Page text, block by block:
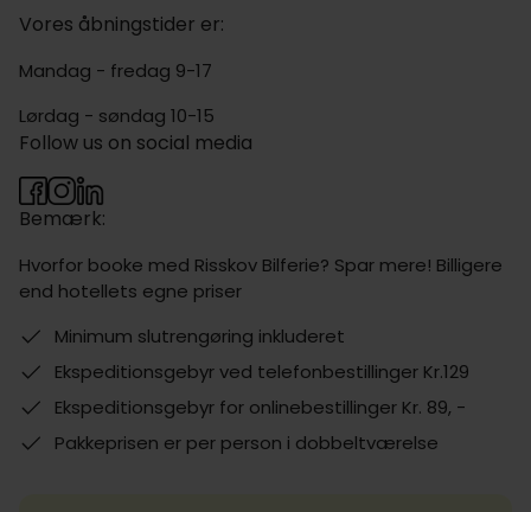
Vores åbningstider er:
Mandag - fredag 9-17
Lørdag - søndag 10-15
Bemærk:
Hvorfor booke med Risskov Bilferie? Spar mere! Billigere
end hotellets egne priser
Minimum slutrengøring inkluderet
Ekspeditionsgebyr ved telefonbestillinger Kr.129
Ekspeditionsgebyr for onlinebestillinger Kr. 89, -
Pakkeprisen er per person i dobbeltværelse
Follow us on social media